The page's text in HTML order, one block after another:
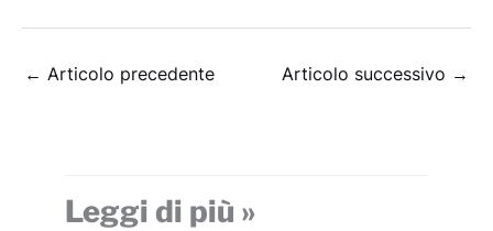
← Articolo precedente Articolo successivo →
Leggi di più »